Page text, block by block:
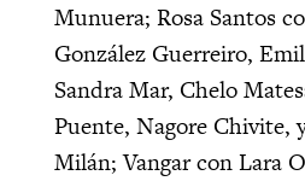
Munuera; Rosa Santos
González Guerreiro,
Sandra Mar, Chelo
Puente, Nagore Chivite,
Milán; Vangar con Lara